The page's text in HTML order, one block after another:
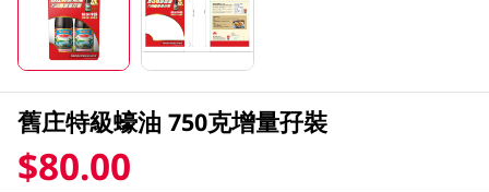
舊庄特級蠔油 750克增量孖裝
$80.00